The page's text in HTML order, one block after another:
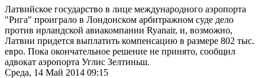
Латвийское государство в лице международного аэропорта
"Рига" проиграло в Лондонском арбитражном суде дело
против ирландской авиакомпании Ryanair, и, возможно,
Латвии придется выплатить компенсацию в размере 802 тыс.
евро. Пока окончательное решение не принято, сообщил
адвокат аэропорта Углис Зелтиньш.
Среда, 14 Май 2014 09:15